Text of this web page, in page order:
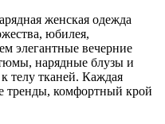
женская одежда
юбилея,
элегантные вечерние
нарядные блузы и
телу тканей. Каждая
тренды, комфортный крой